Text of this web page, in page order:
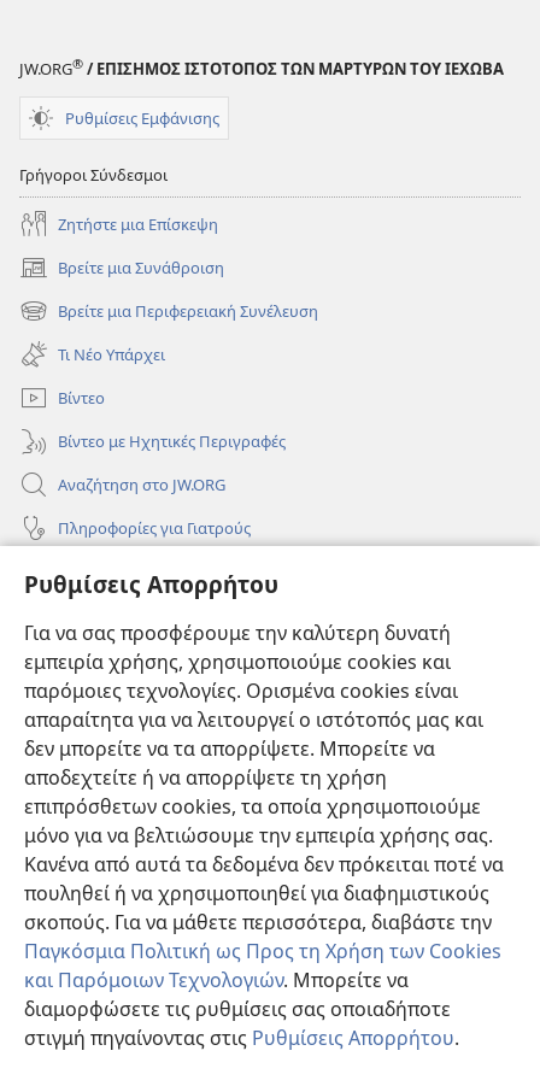
Ρυθμίσεις Απορρήτου
Για να σας προσφέρουμε την καλύτερη δυνατή
εμπειρία χρήσης, χρησιμοποιούμε cookies και
παρόμοιες τεχνολογίες. Ορισμένα cookies είναι
απαραίτητα για να λειτουργεί ο ιστότοπός μας και
δεν μπορείτε να τα απορρίψετε. Μπορείτε να
αποδεχτείτε ή να απορρίψετε τη χρήση
επιπρόσθετων cookies, τα οποία χρησιμοποιούμε
μόνο για να βελτιώσουμε την εμπειρία χρήσης σας.
Κανένα από αυτά τα δεδομένα δεν πρόκειται ποτέ να
πουληθεί ή να χρησιμοποιηθεί για διαφημιστικούς
σκοπούς. Για να μάθετε περισσότερα, διαβάστε την
Παγκόσμια Πολιτική ως Προς τη Χρήση των Cookies
και Παρόμοιων Τεχνολογιών. Μπορείτε να
διαμορφώσετε τις ρυθμίσεις σας οποιαδήποτε
στιγμή πηγαίνοντας στις Ρυθμίσεις Απορρήτου.
JW.ORG® / ΕΠΙΣΗΜΟΣ ΙΣΤΟΤΟΠΟΣ ΤΩΝ ΜΑΡΤΥΡΩΝ ΤΟΥ ΙΕΧΩΒΑ
Ρυθμίσεις Εμφάνισης
Γρήγοροι Σύνδεσμοι
Ζητήστε μια Επίσκεψη
Βρείτε μια Συνάθροιση
(ανοίγει
νέο
παράθυρο)
Βρείτε μια Περιφερειακή Συνέλευση
(ανοίγει
νέο
παράθυρο)
Τι Νέο Υπάρχει
Βίντεο
Βίντεο με Ηχητικές Περιγραφές
Αναζήτηση στο JW.ORG
Πληροφορίες για Γιατρούς
Πληροφορίες για Επίσημους Φορείς και ΜΜΕ
Συνεισφορές
(ανοίγει
παράθυρο)ΔΙΑΔΙΚΤΥΑΚΗ ΒΙΒΛΙΟΘΗΚΗ της Σκοπιάς™
(ανοίγει
νέο
παράθυρο)
JW Hub ®
(ανοίγει
νέο
παράθυρο)JW Library®
Βιβλιοθήκη της Σκοπιάς
Copyright
© 2026 Watch Tower Bible and Tract Society of Pennsylvania.
ΟΡΟΙ ΧΡΗΣΗΣ |ΠΟΛΙΤΙΚΗ ΑΠΟΡΡΗΤΟΥ |ΡΥΘΜΙΣΕΙΣ ΑΠΟΡΡΗΤΟΥ